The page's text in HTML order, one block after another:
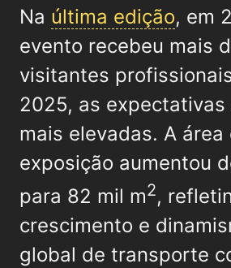
Na última edição, em
evento recebeu mais
visitantes
2025, as expectativas
mais elevadas. A área
exposição aumentou
para 82 mil m2,
crescimento e
global de transporte